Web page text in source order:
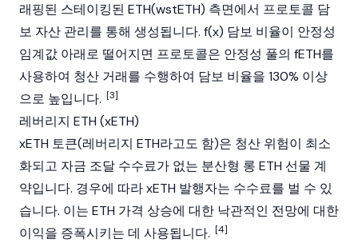
래핑된 스테이킹된 ETH(wstETH) 측면에서 프로토콜 담
보 자산 관리를 통해 생성됩니다. f(x) 담보 비율이 안정성
임계값 아래로 떨어지면 프로토콜은 안정성 풀의 fETH를
사용하여 청산 거래를 수행하여 담보 비율을 130% 이상
으로 높입니다. [3]
레버리지 ETH (xETH)
xETH 토큰(레버리지 ETH라고도 함)은 청산 위험이 최소
화되고 자금 조달 수수료가 없는 분산형 롱 ETH 선물 계
약입니다. 경우에 따라 xETH 발행자는 수수료를 벌 수 있
습니다. 이는 ETH 가격 상승에 대한 낙관적인 전망에 대한
이익을 증폭시키는 데 사용됩니다. [4]